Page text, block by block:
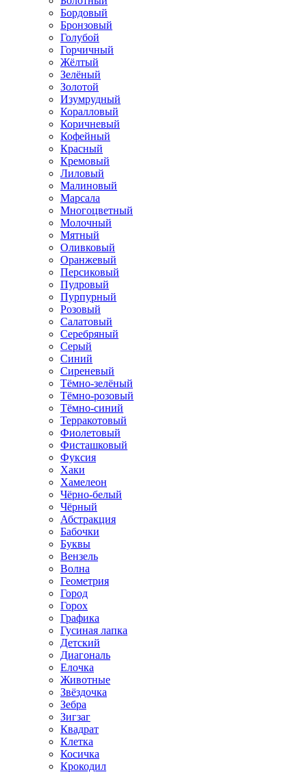
Бордовый
Бронзовый
Голубой
Горчичный
Жёлтый
Зелёный
Золотой
Изумрудный
Коралловый
Коричневый
Кофейный
Красный
Кремовый
Лиловый
Малиновый
Марсала
Многоцветный
Молочный
Мятный
Оливковый
Оранжевый
Персиковый
Пудровый
Пурпурный
Розовый
Салатовый
Серебряный
Серый
Синий
Сиреневый
Тёмно-зелёный
Тёмно-розовый
Тёмно-синий
Терракотовый
Фиолетовый
Фисташковый
Фуксия
Хаки
Хамелеон
Чёрно-белый
Чёрный
Абстракция
Бабочки
Буквы
Вензель
Волна
Геометрия
Город
Горох
Графика
Гусиная лапка
Детский
Диагональ
Елочка
Животные
Звёздочка
Зебра
Зигзаг
Квадрат
Клетка
Косичка
Крокодил